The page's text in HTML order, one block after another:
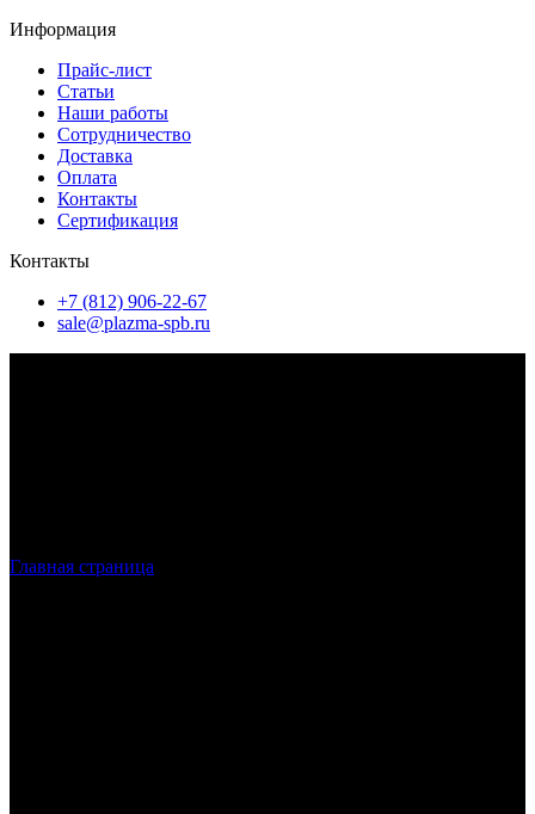
Информация
Прайс-лист
Статьи
Наши работы
Сотрудничество
Доставка
Оплата
Контакты
Сертификация
Контакты
+7 (812) 906-22-67
sale@plazma-spb.ru
Главная страница